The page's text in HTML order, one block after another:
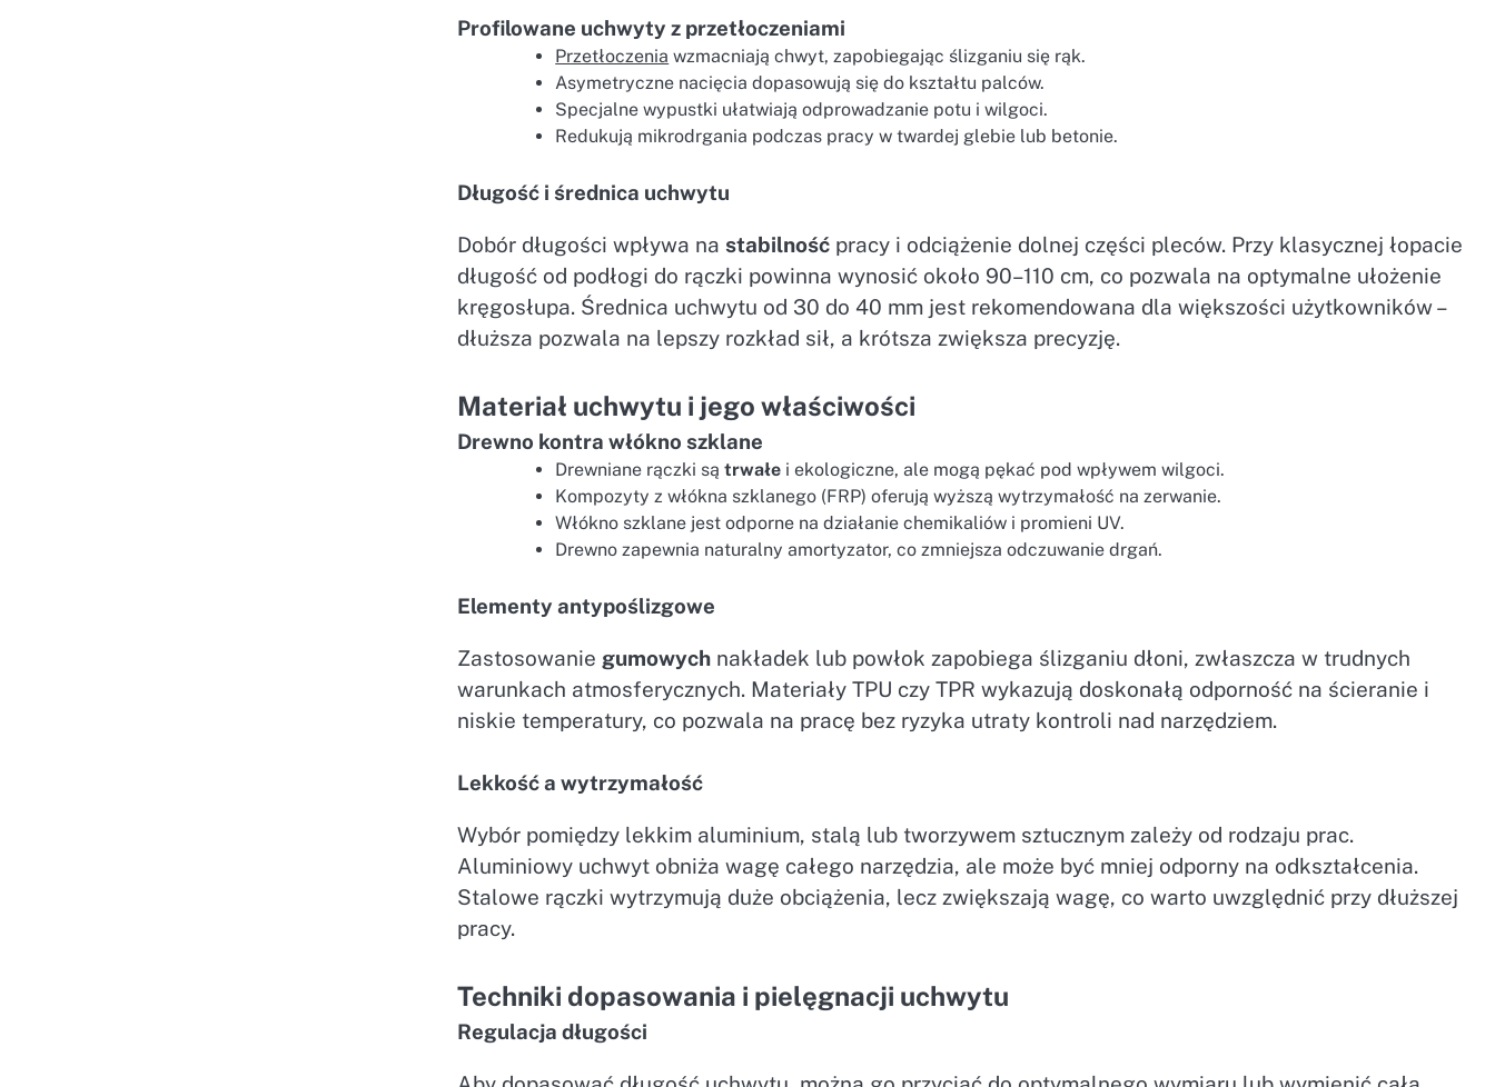
Profilowane uchwyty z przetłoczeniami
Przetłoczenia wzmacniają chwyt, zapobiegając ślizganiu się rąk.
Asymetryczne nacięcia dopasowują się do kształtu palców.
Specjalne wypustki ułatwiają odprowadzanie potu i wilgoci.
Redukują mikrodrgania podczas pracy w twardej glebie lub betonie.
Długość i średnica uchwytu
Dobór długości wpływa na stabilność pracy i odciążenie dolnej części pleców. Przy klasycznej łopacie
długość od podłogi do rączki powinna wynosić około 90–110 cm, co pozwala na optymalne ułożenie
kręgosłupa. Średnica uchwytu od 30 do 40 mm jest rekomendowana dla większości użytkowników –
dłuższa pozwala na lepszy rozkład sił, a krótsza zwiększa precyzję.
Materiał uchwytu i jego właściwości
Drewno kontra włókno szklane
Drewniane rączki sątrwałe i ekologiczne, ale mogą pękać pod wpływem wilgoci.
Kompozyty z włókna szklanego (FRP) oferują wyższą wytrzymałość na zerwanie.
Włókno szklane jest odporne na działanie chemikaliów i promieni UV.
Drewno zapewnia naturalny amortyzator, co zmniejsza odczuwanie drgań.
Elementy antypoślizgowe
Zastosowanie gumowych nakładek lub powłok zapobiega ślizganiu dłoni, zwłaszcza w trudnych
warunkach atmosferycznych. Materiały TPU czy TPR wykazują doskonałą odporność na ścieranie i
niskie temperatury, co pozwala na pracę bez ryzyka utraty kontroli nad narzędziem.
Lekkość a wytrzymałość
Wybór pomiędzy lekkim aluminium, stalą lub tworzywem sztucznym zależy od rodzaju prac.
Aluminiowy uchwyt obniża wagę całego narzędzia, ale może być mniej odporny na odkształcenia.
Stalowe rączki wytrzymują duże obciążenia, lecz zwiększają wagę, co warto uwzględnić przy dłuższej
pracy.
Techniki dopasowania i pielęgnacji uchwytu
Regulacja długości